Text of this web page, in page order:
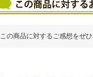
この商品に対するご感想をぜ